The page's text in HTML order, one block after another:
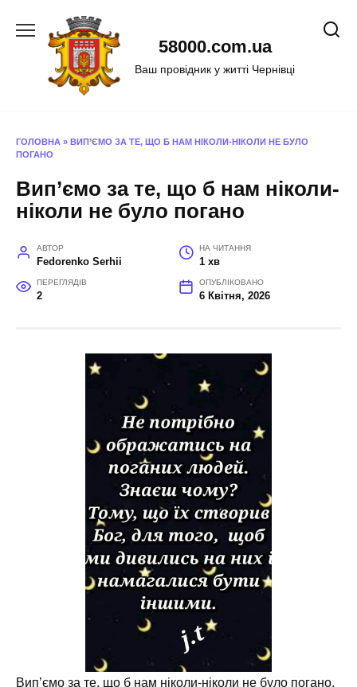
58000.com.ua
Ваш провідник у житті Чернівці
ГОЛОВНА » ВИП’ЄМО ЗА ТЕ, ЩО Б НАМ НІКОЛИ-НІКОЛИ НЕ БУЛО
ПОГАНО
Вип’ємо за те, що б нам ніколи-
ніколи не було погано
АВТОР
Fedorenko Serhii
НА ЧИТАННЯ
1 хв
ПЕРЕГЛЯДІВ
2
ОПУБЛІКОВАНО
6 Квітня, 2026
Вип’ємо за те, що б нам ніколи-ніколи не було погано,